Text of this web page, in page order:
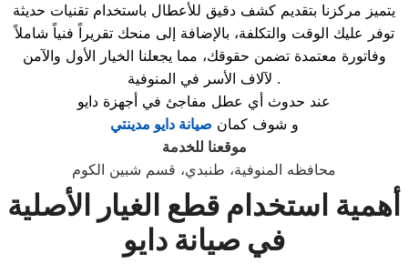
يتميز مركزنا بتقديم كشف دقيق للأعطال باستخدام تقنيات حديثة
توفر عليك الوقت والتكلفة، بالإضافة إلى منحك تقريراً فنياً شاملاً
وفاتورة معتمدة تضمن حقوقك، مما يجعلنا الخيار الأول والآمن
لآلاف الأسر في المنوفية .
عند حدوث أي عطل مفاجئ في أجهزة دايو
و شوف كمان صيانة دايو مدينتي
موقعنا للخدمة
محافظه المنوفية، طنبدي، قسم شبين الكوم
أهمية استخدام قطع الغيار الأصلية
في صيانة دايو